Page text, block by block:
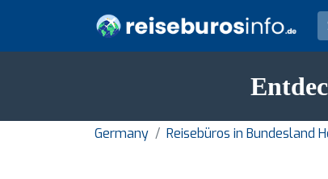
Germany Reisebüros in Bundesland